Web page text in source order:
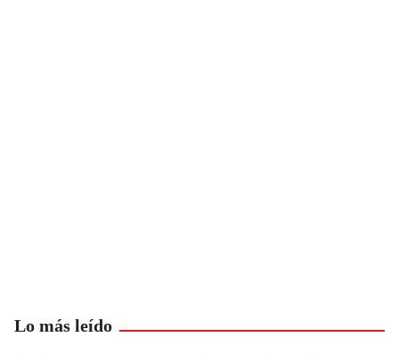
Lo más leído